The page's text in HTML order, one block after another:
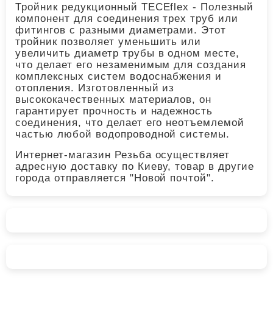
Тройник редукционный TECEflex - Полезный
компонент для соединения трех труб или
фитингов с разными диаметрами. Этот
тройник позволяет уменьшить или
увеличить диаметр трубы в одном месте,
что делает его незаменимым для создания
комплексных систем водоснабжения и
отопления. Изготовленный из
высококачественных материалов, он
гарантирует прочность и надежность
соединения, что делает его неотъемлемой
частью любой водопроводной системы.
Интернет-магазин Резьба осуществляет
адресную доставку по Киеву, товар в другие
города отправляется "Новой почтой".